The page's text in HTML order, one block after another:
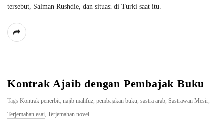
tersebut, Salman Rushdie, dan situasi di Turki saat itu.
Kontrak Ajaib dengan Pembajak Buku
Tags Kontrak penerbit, najib mahfuz, pembajakan buku, sastra arab, Sastrawan Mesir,
Terjemahan esai, Terjemahan novel